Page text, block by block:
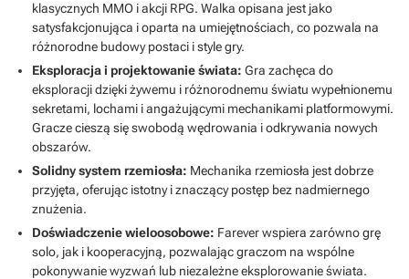
klasycznych MMO i akcji RPG. Walka opisana jest jako
satysfakcjonująca i oparta na umiejętnościach, co pozwala na
różnorodne budowy postaci i style gry.
Eksploracja i projektowanie świata: Gra zachęca do
eksploracji dzięki żywemu i różnorodnemu światu wypełnionemu
sekretami, lochami i angażującymi mechanikami platformowymi.
Gracze cieszą się swobodą wędrowania i odkrywania nowych
obszarów.
Solidny system rzemiosła: Mechanika rzemiosła jest dobrze
przyjęta, oferując istotny i znaczący postęp bez nadmiernego
znużenia.
Doświadczenie wieloosobowe: Farever wspiera zarówno grę
solo, jak i kooperacyjną, pozwalając graczom na wspólne
pokonywanie wyzwań lub niezależne eksplorowanie świata.